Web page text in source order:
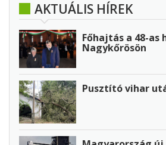
AKTUÁLIS HÍREK
Főhajtás a 48-as
Nagykőrösön
Pusztító vihar